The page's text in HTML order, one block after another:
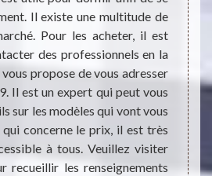
Il existe une multitude de
Pour les acheter, il est
des professionnels en la
propose de vous adresser
Il est un expert qui peut vous
sur les modèles qui vont vous
concerne le prix, il est très
à tous. Veuillez visiter
recueillir les renseignements
de
tous